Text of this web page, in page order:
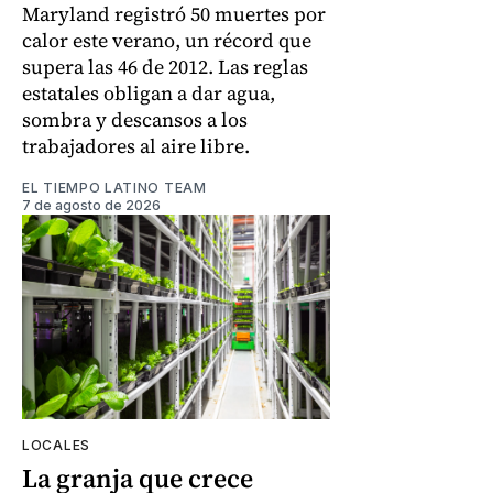
Maryland registró 50 muertes por
calor este verano, un récord que
supera las 46 de 2012. Las reglas
estatales obligan a dar agua,
sombra y descansos a los
trabajadores al aire libre.
EL TIEMPO LATINO TEAM
7 de agosto de 2026
LOCALES
La granja que crece